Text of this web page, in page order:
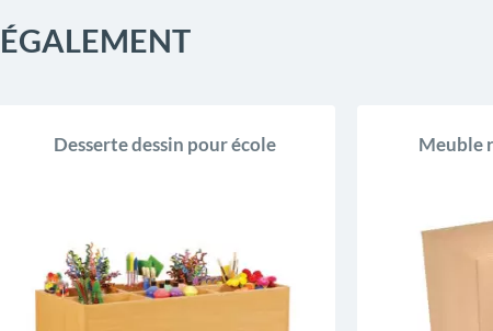
Desserte dessin pour école Meuble